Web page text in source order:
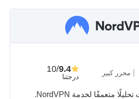
محرر كبير درجتنا
9.4
/10
لمعرفة ذلك، أجريت تحليلًا متعمقًا لخدمة NordVPN.